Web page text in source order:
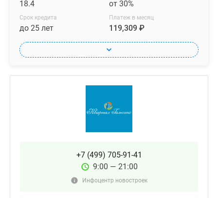
18.4 от 30%
Срок кредита
до 25 лет
Платеж в месяц
119,309 ₽
+7 (499) 705-91-41
9:00 — 21:00
Инфоцентр новостроек